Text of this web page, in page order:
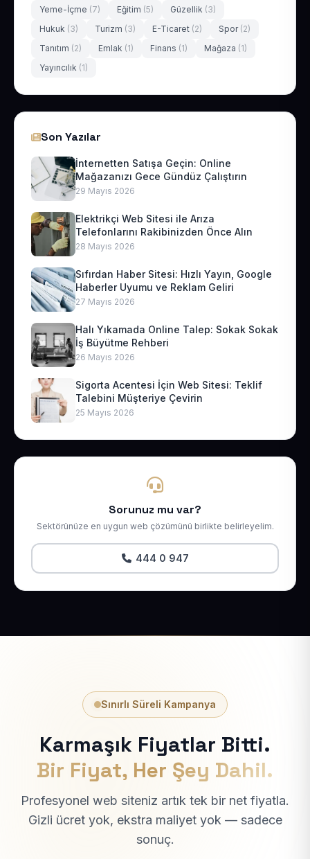
Yeme-İçme (7) Eğitim (5) Güzellik (3)
Hukuk (3) Turizm (3) E-Ticaret (2) Spor (2)
Tanıtım (2) Emlak (1) Finans (1) Mağaza (1)
Yayıncılık (1)
Son Yazılar
İnternetten Satışa Geçin: Online
Mağazanızı Gece Gündüz Çalıştırın
29 Mayıs 2026
Elektrikçi Web Sitesi ile Arıza
Telefonlarını Rakibinizden Önce Alın
28 Mayıs 2026
Sıfırdan Haber Sitesi: Hızlı Yayın, Google
Haberler Uyumu ve Reklam Geliri
27 Mayıs 2026
Halı Yıkamada Online Talep: Sokak Sokak
İş Büyütme Rehberi
26 Mayıs 2026
Sigorta Acentesi İçin Web Sitesi: Teklif
Talebini Müşteriye Çevirin
25 Mayıs 2026
Sorunuz mu var?
Sektörünüze en uygun web çözümünü birlikte belirleyelim.
444 0 947
Sınırlı Süreli Kampanya
Karmaşık Fiyatlar Bitti.
Bir Fiyat, Her Şey Dahil.
Profesyonel web siteniz artık tek bir net fiyatla.
Gizli ücret yok, ekstra maliyet yok — sadece
sonuç.